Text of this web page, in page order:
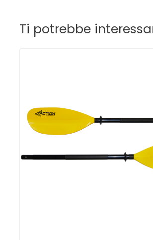
Ti potrebbe